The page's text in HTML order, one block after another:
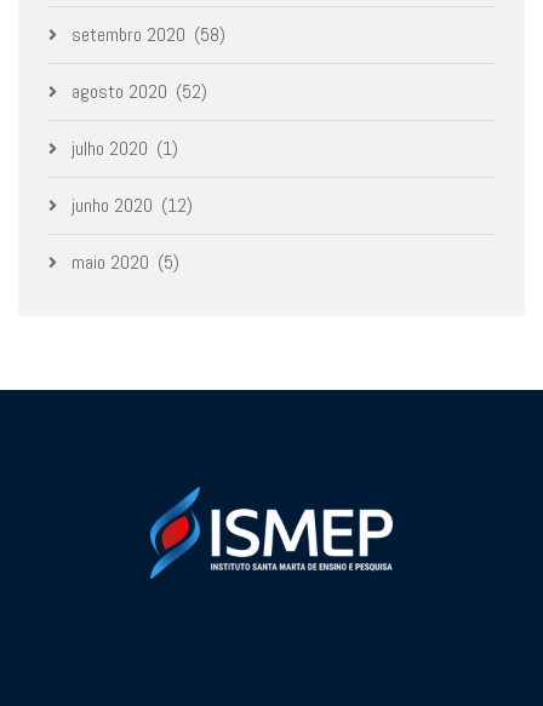
setembro 2020 (58)
agosto 2020 (52)
julho 2020 (1)
junho 2020 (12)
maio 2020 (5)